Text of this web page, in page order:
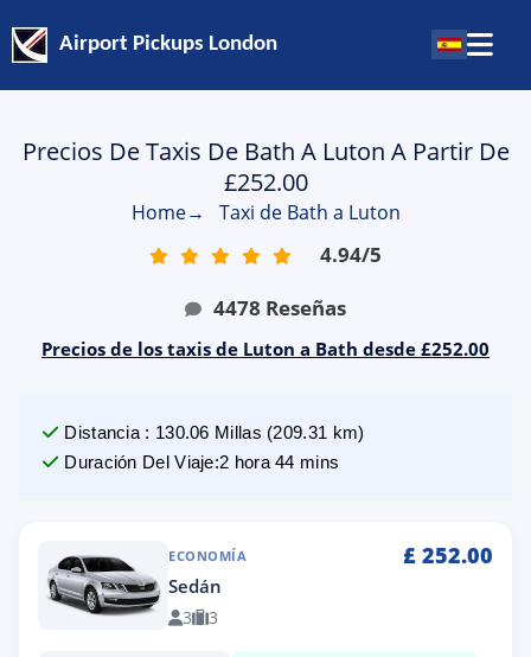
Airport Pickups London
Precios De Taxis De Bath A Luton A Partir De
£252.00
Home→ Taxi de Bath a Luton
4.94/5
4478 Reseñas
Precios de los taxis de Luton a Bath desde £252.00
Distancia : 130.06 Millas (209.31 km)
Duración Del Viaje:2 hora 44 mins
ECONOMÍA £ 252.00
Sedán
3 3